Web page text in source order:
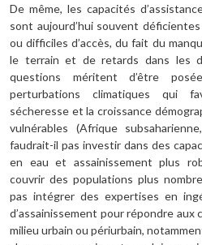
De même, les capacités
sont aujourd’hui souvent
ou difficiles d’accès, du fait du
le terrain et de retards dans les
questions méritent d’être
perturbations climatiques qui
sécheresse et la croissance
vulnérables (Afrique
faudrait-il pas investir dans des
en eau et assainissement plus
couvrir des populations plus
pas intégrer des expertises en
d’assainissement pour répondre
milieu urbain ou périurbain,